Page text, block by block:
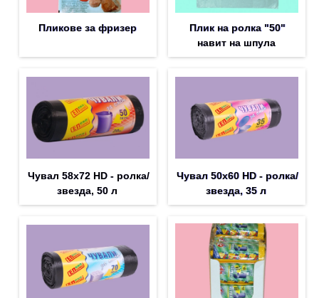
Пликове за фризер
Плик на ролка "50"
навит на шпула
Чувал 58х72 HD - ролка/
звезда, 50 л
Чувал 50х60 HD - ролка/
звезда, 35 л